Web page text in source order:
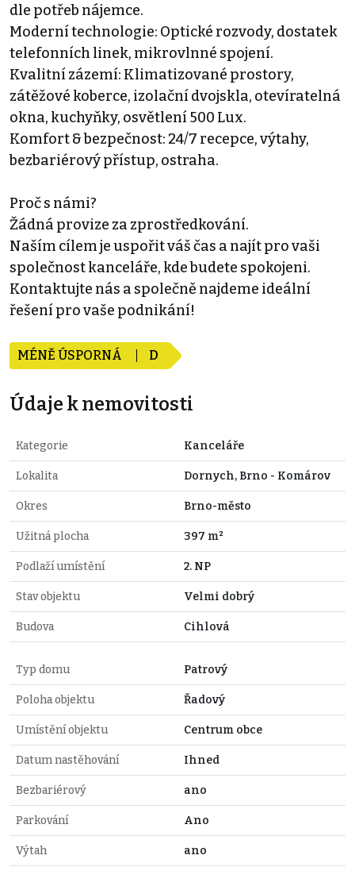
dle potřeb nájemce.
Moderní technologie: Optické rozvody, dostatek
telefonních linek, mikrovlnné spojení.
Kvalitní zázemí: Klimatizované prostory,
zátěžové koberce, izolační dvojskla, otevíratelná
okna, kuchyňky, osvětlení 500 Lux.
Komfort & bezpečnost: 24/7 recepce, výtahy,
bezbariérový přístup, ostraha.
Proč s námi?
Žádná provize za zprostředkování.
Naším cílem je uspořit váš čas a najít pro vaši
společnost kanceláře, kde budete spokojeni.
Kontaktujte nás a společně najdeme ideální
řešení pro vaše podnikání!
MÉNĚ ÚSPORNÁ D
Údaje k nemovitosti
Kategorie Kanceláře
Lokalita Dornych, Brno - Komárov
Okres Brno-město
Užitná plocha 397 m²
Podlaží umístění 2. NP
Stav objektu Velmi dobrý
Budova Cihlová
Typ domu Patrový
Poloha objektu Řadový
Umístění objektu Centrum obce
Datum nastěhování Ihned
Bezbariérový ano
Parkování Ano
Výtah ano